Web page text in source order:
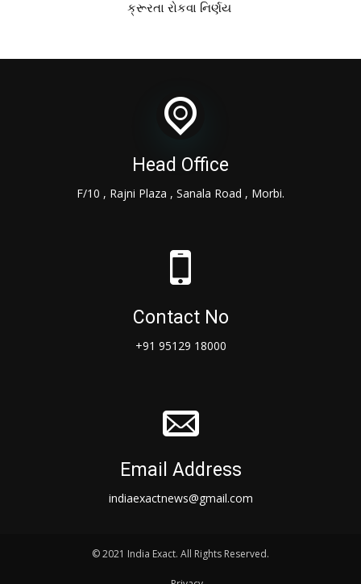
ક્રૂરતા રોકવા નિર્ણય
Head Office
F/10 , Rajni Plaza , Sanala Road , Morbi.
Contact No
+91 95129 18000
Email Address
indiaexactnews@gmail.com
© 2021 India Exact. All Rights Reserved.